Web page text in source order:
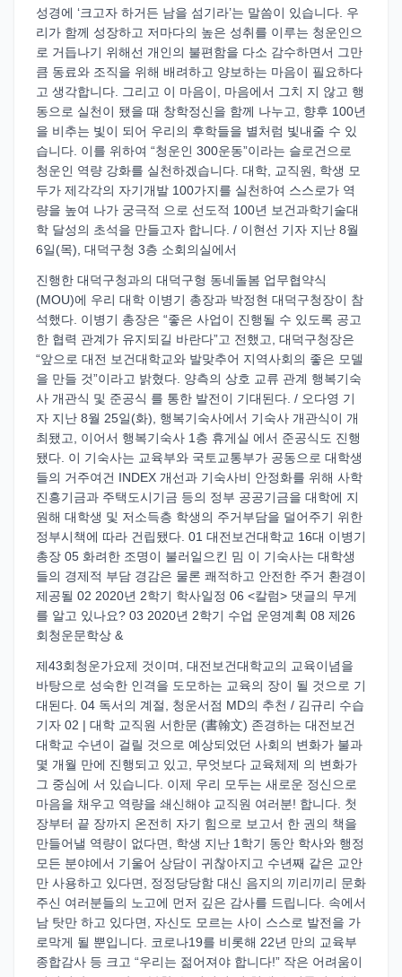
성경에 ‘크고자 하거든 남을 섬기라’는 말씀이 있습니다. 우
리가 함께 성장하고 저마다의 높은 성취를 이루는 청운인으
로 거듭나기 위해선 개인의 불편함을 다소 감수하면서 그만
큼 동료와 조직을 위해 배려하고 양보하는 마음이 필요하다
고 생각합니다. 그리고 이 마음이, 마음에서 그치 지 않고 행
동으로 실천이 됐을 때 창학정신을 함께 나누고, 향후 100년
을 비추는 빛이 되어 우리의 후학들을 별처럼 빛내줄 수 있
습니다. 이를 위하여 “청운인 300운동”이라는 슬로건으로
청운인 역량 강화를 실천하겠습니다. 대학, 교직원, 학생 모
두가 제각각의 자기개발 100가지를 실천하여 스스로가 역
량을 높여 나가 궁극적 으로 선도적 100년 보건과학기술대
학 달성의 초석을 만들고자 합니다. / 이현선 기자 지난 8월
6일(목), 대덕구청 3층 소회의실에서
진행한 대덕구청과의 대덕구형 동네돌봄 업무협약식
(MOU)에 우리 대학 이병기 총장과 박정현 대덕구청장이 참
석했다. 이병기 총장은 “좋은 사업이 진행될 수 있도록 공고
한 협력 관계가 유지되길 바란다”고 전했고, 대덕구청장은
“앞으로 대전 보건대학교와 발맞추어 지역사회의 좋은 모델
을 만들 것”이라고 밝혔다. 양측의 상호 교류 관계 행복기숙
사 개관식 및 준공식 를 통한 발전이 기대된다. / 오다영 기
자 지난 8월 25일(화), 행복기숙사에서 기숙사 개관식이 개
최됐고, 이어서 행복기숙사 1층 휴게실 에서 준공식도 진행
됐다. 이 기숙사는 교육부와 국토교통부가 공동으로 대학생
들의 거주여건 INDEX 개선과 기숙사비 안정화를 위해 사학
진흥기금과 주택도시기금 등의 정부 공공기금을 대학에 지
원해 대학생 및 저소득층 학생의 주거부담을 덜어주기 위한
정부시책에 따라 건립됐다. 01 대전보건대학교 16대 이병기
총장 05 화려한 조명이 불러일으킨 밈 이 기숙사는 대학생
들의 경제적 부담 경감은 물론 쾌적하고 안전한 주거 환경이
제공될 02 2020년 2학기 학사일정 06 <칼럼> 댓글의 무게
를 알고 있나요? 03 2020년 2학기 수업 운영계획 08 제26
회청운문학상 &
제43회청운가요제 것이며, 대전보건대학교의 교육이념을
바탕으로 성숙한 인격을 도모하는 교육의 장이 될 것으로 기
대된다. 04 독서의 계절, 청운서점 MD의 추천 / 김규리 수습
기자 02 | 대학 교직원 서한문 (書翰文) 존경하는 대전보건
대학교 수년이 걸릴 것으로 예상되었던 사회의 변화가 불과
몇 개월 만에 진행되고 있고, 무엇보다 교육체제 의 변화가
그 중심에 서 있습니다. 이제 우리 모두는 새로운 정신으로
마음을 채우고 역량을 쇄신해야 교직원 여러분! 합니다. 첫
장부터 끝 장까지 온전히 자기 힘으로 보고서 한 권의 책을
만들어낼 역량이 없다면, 학생 지난 1학기 동안 학사와 행정
모든 분야에서 기울어 상담이 귀찮아지고 수년째 같은 교안
만 사용하고 있다면, 정정당당함 대신 음지의 끼리끼리 문화
주신 여러분들의 노고에 먼저 깊은 감사를 드립니다. 속에서
남 탓만 하고 있다면, 자신도 모르는 사이 스스로 발전을 가
로막게 될 뿐입니다. 코로나19를 비롯해 22년 만의 교육부
종합감사 등 크고 “우리는 젊어져야 합니다!” 작은 어려움이